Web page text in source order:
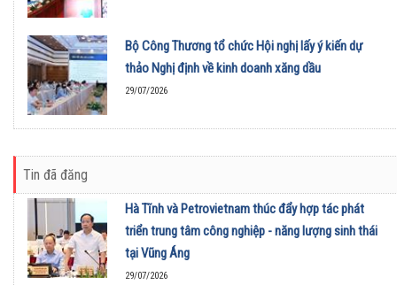
Bộ Công Thương tổ chức Hội nghị lấy ý kiến dự
thảo Nghị định về kinh doanh xăng dầu
29/07/2026
Tin đã đăng
Hà Tĩnh và Petrovietnam thúc đẩy hợp tác phát
triển trung tâm công nghiệp - năng lượng sinh thái
tại Vũng Áng
29/07/2026